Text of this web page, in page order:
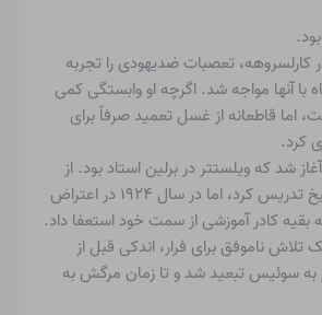
کارلسروهه، تعصبات ضدیهودی را تجربه
با آنها مواجه شد. اگرچه او وابستگی کمی
اما قاطعانه از غسل تعمید صرفاً برای
کرد.
شد که ویلستتر در برلین استاد بود. از
سال ۱۹۱۶ دوباره در مونیخ تدریس کرد، اما در سال ۱۹۲۴ در اعتراض
بقیه کادر آموزشی از سمت خود استعفا داد.
پس از یک تلاش ناموفق برای فرار، اندکی قبل از
سوئیس تبعید شد و تا زمان مرگش به